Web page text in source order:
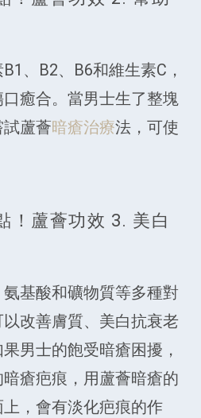
、B2、B6和維生素C，
癒合。當男士生了整塊
蘆薈暗瘡治療法，可使
！蘆薈功效 3. 美白
基酸和礦物質等多種對
改善膚質、美白抗衰老
男士的飽受暗瘡困擾，
瘡疤痕，用蘆薈暗瘡的
，會有淡化疤痕的作